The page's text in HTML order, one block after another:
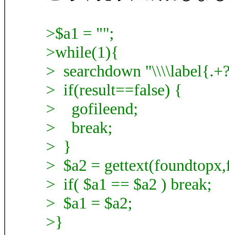
>$a1 = "";
>while(1){
> searchdown
> if(result==false) {
> gofileend;
> break;
> }
> $a2 =
> if( $a1 == $a2 ) break;
> $a1 = $a2;
>}